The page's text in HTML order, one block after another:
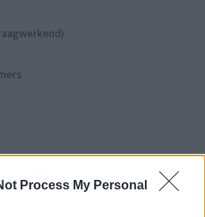
Process My Personal